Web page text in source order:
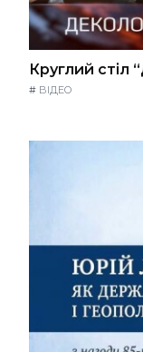
Круглий стіл
# ВІДЕО